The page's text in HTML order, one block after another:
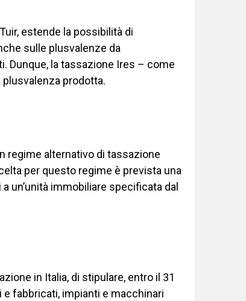
estende la possibilità di
sulle plusvalenze da
Dunque, la tassazione Ires – come
prodotta.
regime alternativo di tassazione
per questo regime è prevista una
un’unità immobiliare specificata dal
in Italia, di stipulare, entro il 31
fabbricati, impianti e macchinari